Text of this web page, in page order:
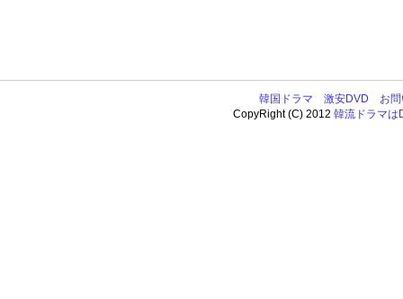
韓国ドラマ 激安DVD
お
CopyRight (C) 2012韓流ドラマは